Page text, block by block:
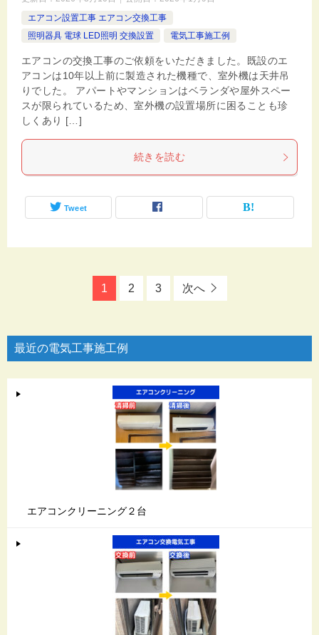
エアコン設置工事 エアコン交換工事
照明器具 電球 LED照明 交換設置
電気工事施工例
エアコンの交換工事のご依頼をいただきました。既設のエ
アコンは10年以上前に製造された機種で、室外機は天井吊
りでした。 アパートやマンションはベランダや屋外スペー
スが限られているため、室外機の設置場所に困ることも珍
しくあり […]
続きを読む
Tweet
1 2 3 次へ
最近の電気工事施工例
エアコンクリーニング２台